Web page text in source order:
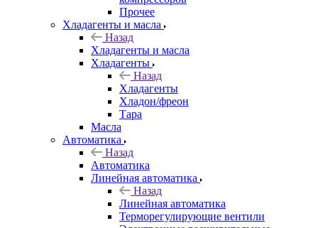
Прочее
Хладагенты и масла
Назад
Хладагенты и масла
Хладагенты
Назад
Хладагенты
Хладон/фреон
Тара
Масла
Автоматика
Назад
Автоматика
Линейная автоматика
Назад
Линейная автоматика
Терморегулирующие вентили